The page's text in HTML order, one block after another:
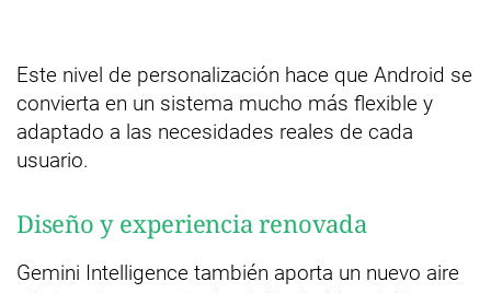
Este nivel de personalización hace que Android se
convierta en un sistema mucho más flexible y
adaptado a las necesidades reales de cada
usuario.
Diseño y experiencia renovada
Gemini Intelligence también aporta un nuevo aire